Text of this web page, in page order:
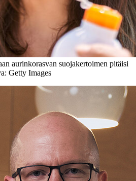
aurinkorasvan suojakertoimen pitäisi
Getty Images